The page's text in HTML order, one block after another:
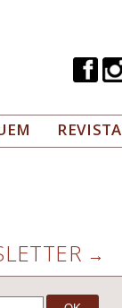
REVISTA